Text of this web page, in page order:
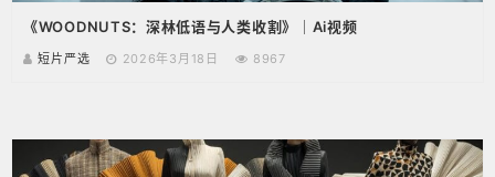
《WOODNUTS：深林低语与人类收割》｜Ai视频
短片严选 2026年3月18日 8967